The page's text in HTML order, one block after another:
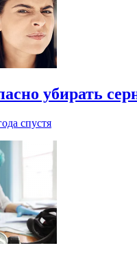
убирать
спустя